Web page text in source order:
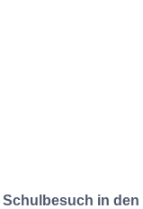
in den